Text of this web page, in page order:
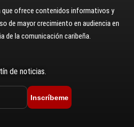
ofrece contenidos informativos y
de mayor crecimiento en audiencia en
de la comunicación caribeña.
de noticias.
Inscríbeme